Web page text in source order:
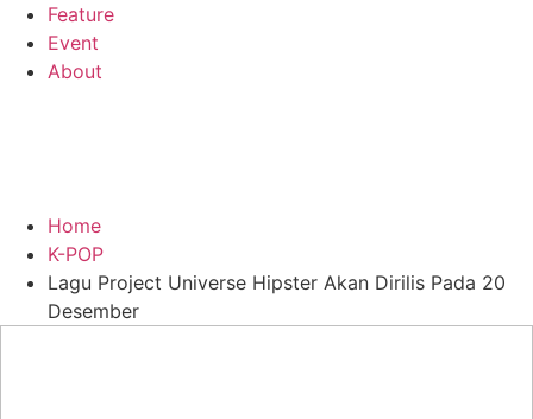
Feature
Event
About
Home
K-POP
Lagu Project Universe Hipster Akan Dirilis Pada 20
Desember